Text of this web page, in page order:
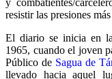
resistir las presiones
El diario se inicia en
1965, cuando el joven
Público de Sagua de
llevado hacia aquel